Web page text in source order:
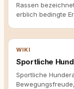
Rassen
erblich bedingte
WIKI
Sportliche
Sportliche